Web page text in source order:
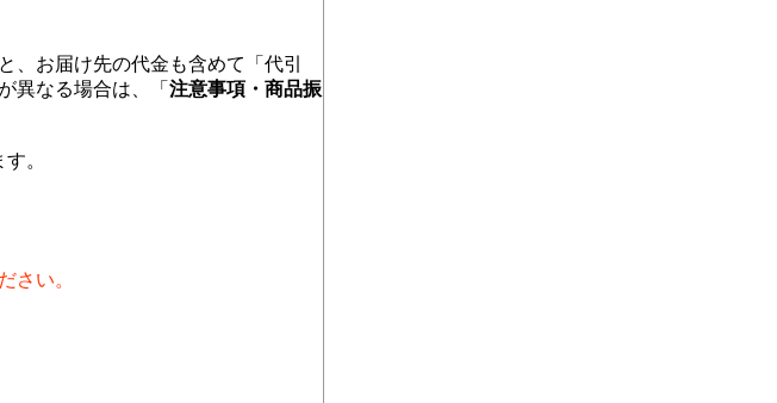
、お届け先の代金も含めて「代引
異なる場合は、「 注意事項・商品振
。
さい。